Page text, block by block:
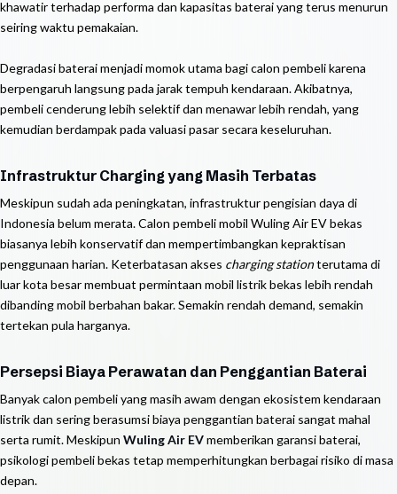
khawatir terhadap performa dan kapasitas baterai yang terus menurun
seiring waktu pemakaian.
Degradasi baterai menjadi momok utama bagi calon pembeli karena
berpengaruh langsung pada jarak tempuh kendaraan. Akibatnya,
pembeli cenderung lebih selektif dan menawar lebih rendah, yang
kemudian berdampak pada valuasi pasar secara keseluruhan.
Infrastruktur Charging yang Masih Terbatas
Meskipun sudah ada peningkatan, infrastruktur pengisian daya di
Indonesia belum merata. Calon pembeli mobil Wuling Air EV bekas
biasanya lebih konservatif dan mempertimbangkan kepraktisan
penggunaan harian. Keterbatasan akses charging stationterutama di
luar kota besar membuat permintaan mobil listrik bekas lebih rendah
dibanding mobil berbahan bakar. Semakin rendah demand, semakin
tertekan pula harganya.
Persepsi Biaya Perawatan dan Penggantian Baterai
Banyak calon pembeli yang masih awam dengan ekosistem kendaraan
listrik dan sering berasumsi biaya penggantian baterai sangat mahal
serta rumit. Meskipun Wuling Air EVmemberikan garansi baterai,
psikologi pembeli bekas tetap memperhitungkan berbagai risiko di masa
depan.